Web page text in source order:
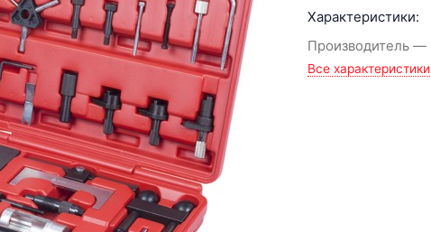
Характеристики:
Производитель
Все характеристики